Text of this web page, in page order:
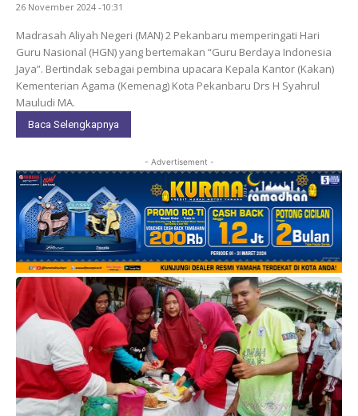
26 November 2024 -10:31
Madrasah Aliyah Negeri (MAN) 2 Pekanbaru memperingati Hari
Guru Nasional (HGN) yang bertemakan “Guru Berdaya Indonesia
Jaya”. Bertindak sebagai pembina upacara Kepala Kantor (Kakan)
Kementerian Agama (Kemenag) Kota Pekanbaru Drs H Syahrul
Mauludi MA.
Baca Selengkapnya
- Advertisement -